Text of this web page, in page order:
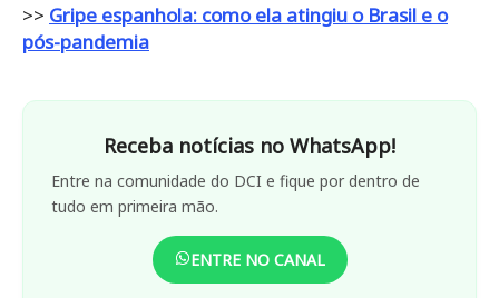
>> Gripe espanhola: como ela atingiu o Brasil e o
pós-pandemia
Receba notícias no WhatsApp!
Entre na comunidade do DCI e fique por dentro de
tudo em primeira mão.
ENTRE NO CANAL